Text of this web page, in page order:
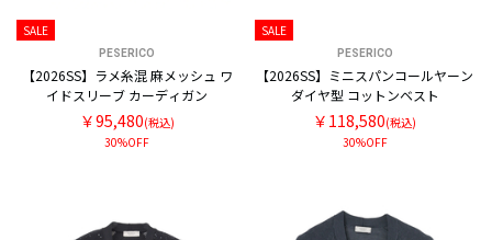
SALE
PESERICO
【2026SS】ラメ糸混 麻メッシュ ワ
イドスリーブ カーディガン
￥95,480(税込)
30%OFF
SALE
PESERICO
【2026SS】ミニスパンコールヤーン
ダイヤ型 コットンベスト
￥118,580(税込)
30%OFF